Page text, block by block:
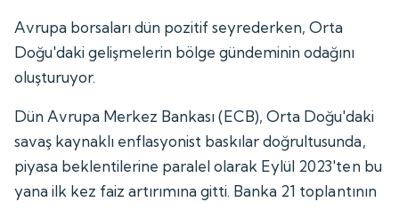
Avrupa borsaları dün pozitif seyrederken, Orta
Doğu'daki gelişmelerin bölge gündeminin odağını
oluşturuyor.
Dün Avrupa Merkez Bankası (ECB), Orta Doğu'daki
savaş kaynaklı enflasyonist baskılar doğrultusunda,
piyasa beklentilerine paralel olarak Eylül 2023'ten bu
yana ilk kez faiz artırımına gitti. Banka 21 toplantının